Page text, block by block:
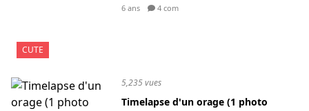
CUTE
6 ans 4 com
5,235 vues
Timelapse d'un orage (1 photo